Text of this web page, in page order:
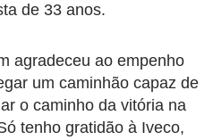
de 33 anos.
agradeceu ao empenho
um caminhão capaz de
o caminho da vitória na
tenho gratidão à Iveco,